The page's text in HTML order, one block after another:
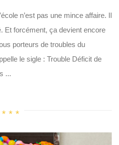
n’est pas une mince affaire. Il
Et forcément, ça devient encore
porteurs de troubles du
le sigle : Trouble Déficit de
...